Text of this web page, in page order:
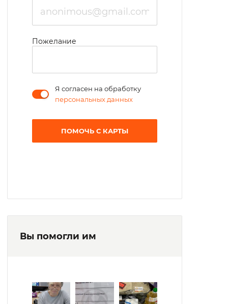
Пожелание
Я согласен на обработку
персональных данных
ПОМОЧЬ С КАРТЫ
Вы помогли им